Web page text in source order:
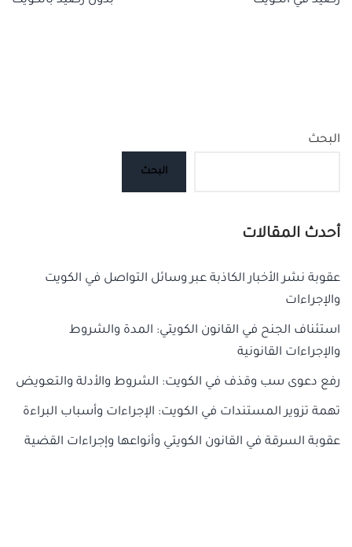
البحث
البحث
أحدث المقالات
عقوبة نشر الأخبار الكاذبة عبر وسائل التواصل في الكويت
والإجراءات
استئناف الجنح في القانون الكويتي: المدة والشروط
والإجراءات القانونية
رفع دعوى سب وقذف في الكويت: الشروط والأدلة والتعويض
تهمة تزوير المستندات في الكويت: الإجراءات وأسباب البراءة
عقوبة السرقة في القانون الكويتي وأنواعها وإجراءات القضية